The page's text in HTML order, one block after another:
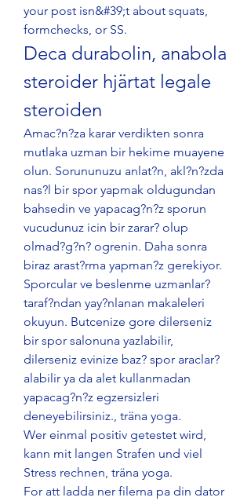
your post isn&#39;t about squats,
formchecks, or SS.
Deca durabolin, anabola
steroider hjärtat legale
steroiden
Amac?n?za karar verdikten sonra
mutlaka uzman bir hekime muayene
olun. Sorununuzu anlat?n, akl?n?zda
nas?l bir spor yapmak oldugundan
bahsedin ve yapacag?n?z sporun
vucudunuz icin bir zarar? olup
olmad?g?n? ogrenin. Daha sonra
biraz arast?rma yapman?z gerekiyor.
Sporcular ve beslenme uzmanlar?
taraf?ndan yay?nlanan makaleleri
okuyun. Butcenize gore dilerseniz
bir spor salonuna yazlabilir,
dilerseniz evinize baz? spor araclar?
alabilir ya da alet kullanmadan
yapacag?n?z egzersizleri
deneyebilirsiniz., träna yoga.
Wer einmal positiv getestet wird,
kann mit langen Strafen und viel
Stress rechnen, träna yoga.
For att ladda ner filerna pa din dator